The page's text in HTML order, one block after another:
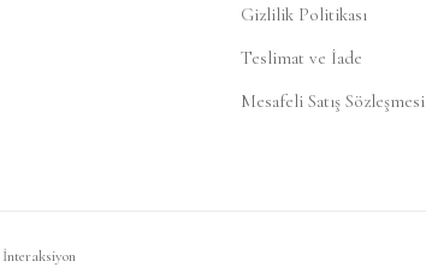
Gizlilik Politikası
Teslimat ve İade
Mesafeli Satış Sözleşmesi
İnteraksiyon